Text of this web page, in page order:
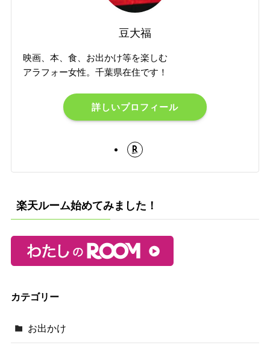
豆大福
映画、本、食、お出かけ等を楽しむ
アラフォー女性。千葉県在住です！
詳しいプロフィール
楽天ルーム始めてみました！
カテゴリー
お出かけ